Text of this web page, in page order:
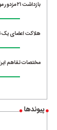
بازداشت ۲۱ مزدور موساد و ۴ شرور مسلح توسط وزارت اطلاعات
هلاکت اعضای یک
مختصات تفاهم
پیوندها